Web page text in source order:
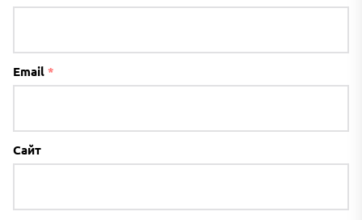
Email *
Сайт